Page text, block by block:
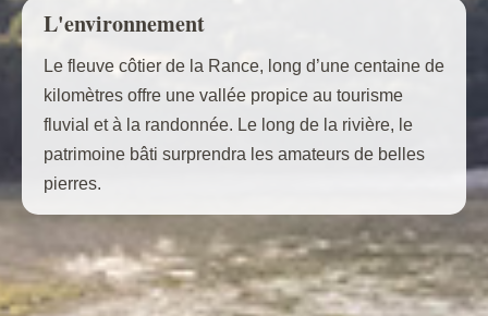
L'environnement
Le fleuve côtier de la Rance, long d’une centaine de
kilomètres offre une vallée propice au tourisme
fluvial et à la randonnée. Le long de la rivière, le
patrimoine bâti surprendra les amateurs de belles
pierres.